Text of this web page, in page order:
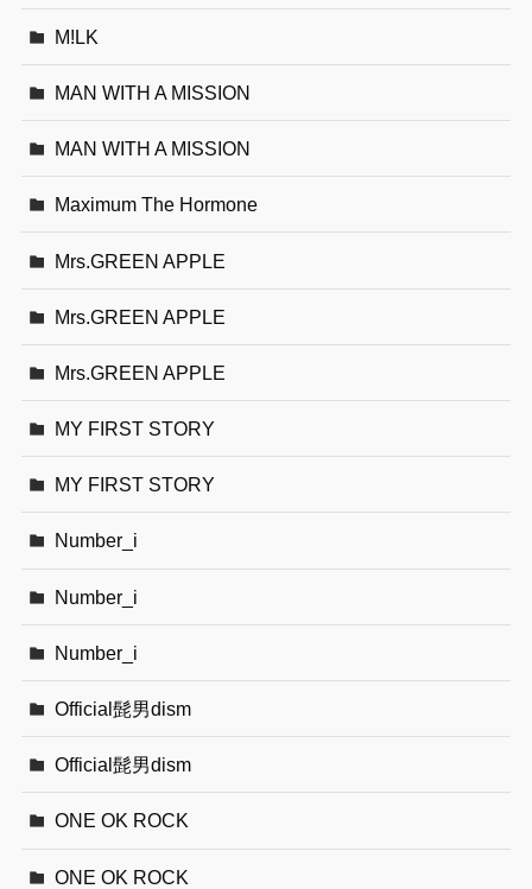
M!LK
MAN WITH A MISSION
MAN WITH A MISSION
Maximum The Hormone
Mrs.GREEN APPLE
Mrs.GREEN APPLE
Mrs.GREEN APPLE
MY FIRST STORY
MY FIRST STORY
Number_i
Number_i
Number_i
Official髭男dism
Official髭男dism
ONE OK ROCK
ONE OK ROCK